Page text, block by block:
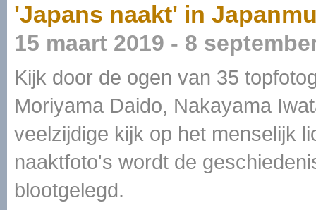
'Japans naakt' in
15 maart 2019 - 8
Kijk door de ogen van 35
Moriyama Daido, Nakayama
veelzijdige kijk op het menselijk
naaktfoto's wordt de
blootgelegd.